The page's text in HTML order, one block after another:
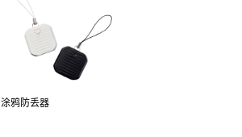
涂鸦防丢器